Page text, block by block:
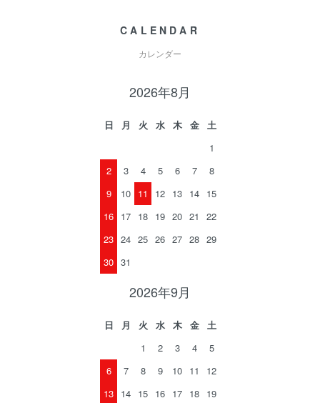
CALENDAR
カレンダー
2026年8月
日 月 火 水 木 金
土
1
2
3 4 5 6 7
8
9
10 11 12 13 14 15
16 17 18 19 20 21
22
23 24 25 26 27 28 29
30 31
2026年9月
日 月 火 水 木 金
土
1
2 3 4
5
6
7 8 9 10 11
12
13 14 15 16 17 18 19